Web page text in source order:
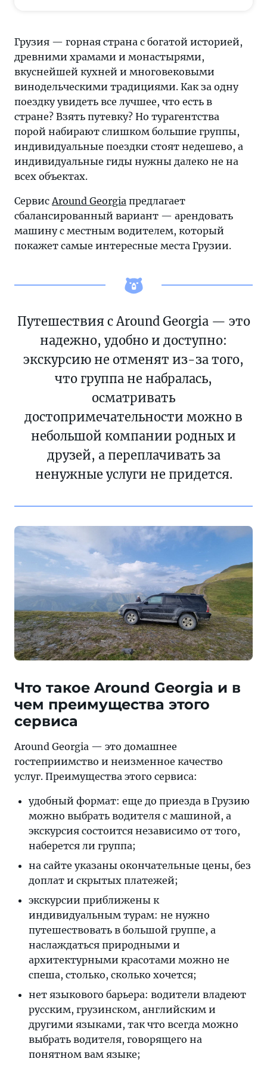
—
арендовать
машину
с
местным
водителем,
который
покажет
самые
интересные
Грузии.
Грузия — горная страна с богатой историей,
древними храмами и монастырями,
вкуснейшей кухней и многовековыми
винодельческими традициями. Как за одну
поездку увидеть все лучшее, что есть в
стране? Взять путевку? Но турагентства
порой набирают слишком большие группы,
индивидуальные поездки стоят недешево, а
индивидуальные гиды нужны далеко не на
всех объектах.
СервисAround Georgia предлагает
сбалансированный вариант — арендовать
машину с местным водителем, который
покажет самые интересные места Грузии.
Путешествия с Around Georgia — это
надежно, удобно и доступно:
экскурсию не отменят из-за того,
что группа не набралась,
осматривать
достопримечательности можно в
небольшой компании родных и
друзей, а переплачивать за
ненужные услуги не придется.
Что такое Around Georgia и в
чем преимущества этого
сервиса
Around Georgia — это домашнее
гостеприимство и неизменное качество
услуг. Преимущества этого сервиса:
удобный формат: еще до приезда в Грузию
можно выбрать водителя с машиной, а
экскурсия состоится независимо от того,
наберется ли группа;
на сайте указаны окончательные цены, без
доплат и скрытых платежей;
экскурсии приближены к
индивидуальным турам: не нужно
путешествовать в большой группе, а
наслаждаться природными и
архитектурными красотами можно не
спеша, столько, сколько хочется;
нет языкового барьера: водители владеют
русским, грузинском, английским и
другими языками, так что всегда можно
выбрать водителя, говорящего на
понятном вам языке;